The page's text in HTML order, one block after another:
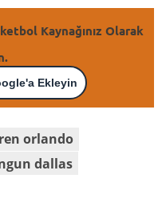
Kaynağınız Olarak
Ekleyin
orlando
dallas